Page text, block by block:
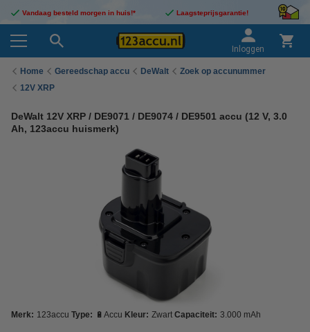
Vandaag besteld morgen in huis!* Laagsteprijsgarantie!
Inloggen
Home Gereedschap accu DeWalt
Zoek op accunummer
12V XRP
DeWalt 12V XRP / DE9071 / DE9074 / DE9501 accu (12 V, 3.0
Ah, 123accu huismerk)
Merk: 123accu Type: 🔋Accu Kleur: Zwart Capaciteit: 3.000 mAh